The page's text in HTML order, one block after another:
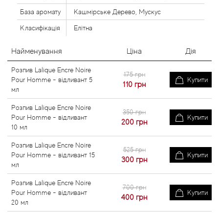
База аромату Кашмірське Дерево, Мускус
Класифікація Елітна
Найменування Ціна Дія
Розпив Lalique Encre Noire
Pour Homme - відливант 5
мл
175 грн
110 грн
Купити
Розпив Lalique Encre Noire
Pour Homme - відливант
10 мл
350 грн
200 грн
Купити
Розпив Lalique Encre Noire
Pour Homme - відливант 15
мл
525 грн
300 грн
Купити
Розпив Lalique Encre Noire
Pour Homme - відливант
20 мл
700 грн
400 грн
Купити